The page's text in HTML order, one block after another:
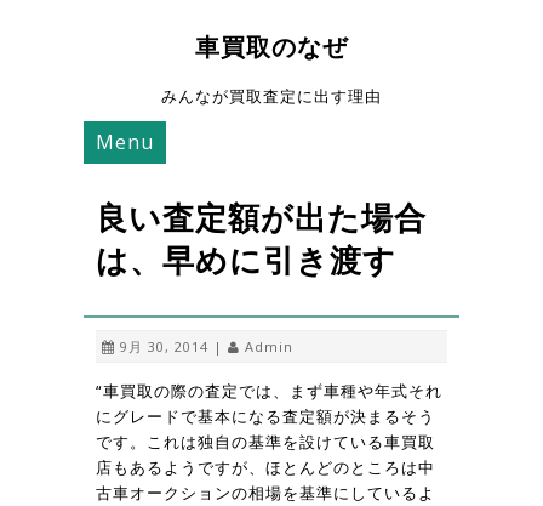
車買取のなぜ
みんなが買取査定に出す理由
Menu
良い査定額が出た場合
は、早めに引き渡す
9月 30, 2014 | Admin
“車買取の際の査定では、まず車種や年式それ
にグレードで基本になる査定額が決まるそう
です。これは独自の基準を設けている車買取
店もあるようですが、ほとんどのところは中
古車オークションの相場を基準にしているよ